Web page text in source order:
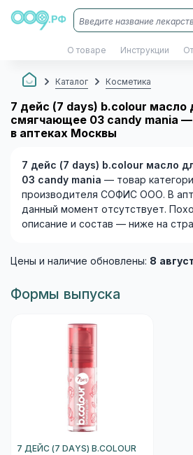
О товаре Инструкции
Каталог Косметика
7 дейс (7 days) b.colour масло
смягчающее 03 candy mania
в аптеках Москвы
7 дейс (7 days) b.colour масло
03 candy mania — товар
производителя СОФИС ООО. В
данный момент отсутствует.
описание и состав — ниже на
Цены и наличие обновлены: 8
Формы выпуска
7 ДЕЙС (7 DAYS) B.COLOUR